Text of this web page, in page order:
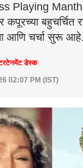
Playing
बहुचर्चित
आणि चर्चा सुरू आहे.
डेस्क
02:07 PM (IST)